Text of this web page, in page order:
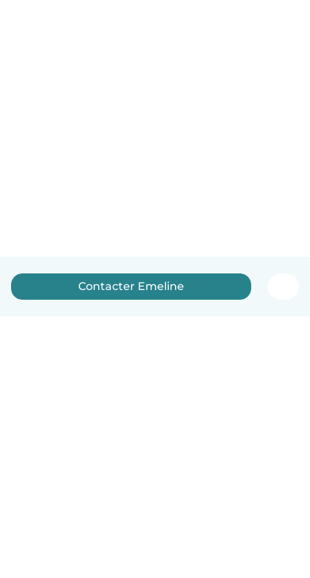
Contacter Emeline